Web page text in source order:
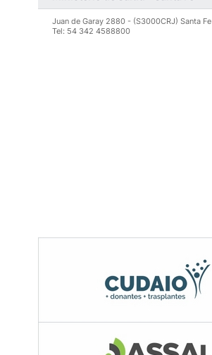
que les brinda a
Juan de Garay 2880 - (S3000CRJ) Santa Fe
Tel: 54 342 4588800